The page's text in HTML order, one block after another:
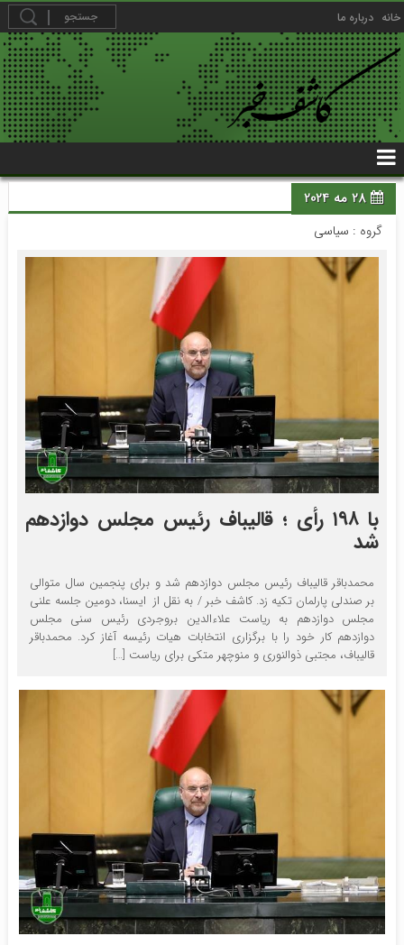
خانه درباره ما
28 مه 2024
گروه : سیاسی
با ۱۹۸ رأی ؛ قالیباف رئیس مجلس دوازدهم
شد
محمدباقر قالیباف رئیس مجلس دوازدهم شد و برای پنجمین سال متوالی
بر صندلی پارلمان تکیه زد. کاشف خبر / به نقل از ایسنا، دومین جلسه علنی
مجلس دوازدهم به ریاست علاءالدین بروجردی رئیس سنی مجلس
دوازدهم کار خود را با برگزاری انتخابات هیات رئیسه آغاز کرد. محمدباقر
قالیباف، مجتبی ذوالنوری و منوچهر متکی برای ریاست […]